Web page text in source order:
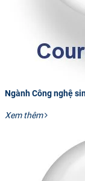
Ngành Công nghệ
Xem thêm